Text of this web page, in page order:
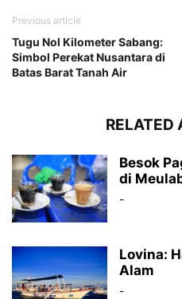
Previous article
Tugu Nol Kilometer Sabang:
Simbol Perekat Nusantara di
Batas Barat Tanah Air
RELATED
Besok
di
-
Lovina:
Alam
-